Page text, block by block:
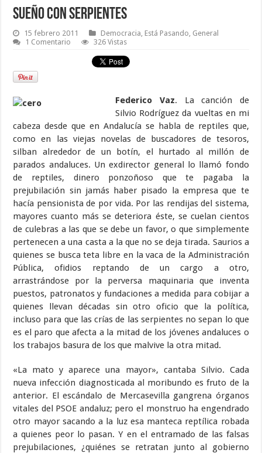
Sueño con serpientes
15 febrero 2011 Democracia, Está Pasando, General
1 Comentario
326 Vistas
Federico Vaz. La canción de
Silvio Rodríguez da vueltas en mi
cabeza desde que en Andalucía se habla de reptiles que,
como en las viejas novelas de buscadores de tesoros,
silban alrededor de un botín, el hurtado al millón de
parados andaluces. Un exdirector general lo llamó fondo
de reptiles, dinero ponzoñoso que te pagaba la
prejubilación sin jamás haber pisado la empresa que te
hacía pensionista de por vida. Por las rendijas del sistema,
mayores cuanto más se deteriora éste, se cuelan cientos
de culebras a las que se debe un favor, o que simplemente
pertenecen a una casta a la que no se deja tirada. Saurios a
quienes se busca teta libre en la vaca de la Administración
Pública, ofidios reptando de un cargo a otro,
arrastrándose por la perversa maquinaria que inventa
puestos, patronatos y fundaciones a medida para cobijar a
quienes llevan décadas sin otro oficio que la política,
incluso para que las crías de las serpientes no sepan lo que
es el paro que afecta a la mitad de los jóvenes andaluces o
los trabajos basura de los que malvive la otra mitad.
«La mato y aparece una mayor», cantaba Silvio. Cada
nueva infección diagnosticada al moribundo es fruto de la
anterior. El escándalo de Mercasevilla gangrena órganos
vitales del PSOE andaluz; pero el monstruo ha engendrado
otro mayor sacando a la luz esa manteca reptílica robada
a quienes peor lo pasan. Y en el entramado de las falsas
prejubilaciones, ¿quiénes se retratan junto al gobierno